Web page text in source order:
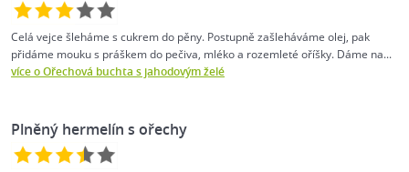
Celá vejce šleháme s cukrem do pěny. Postupně zašleháváme olej, pak
přidáme mouku s práškem do pečiva, mléko a rozemleté oříšky. Dáme na...
více o Ořechová buchta s jahodovým želé
Plněný hermelín s ořechy